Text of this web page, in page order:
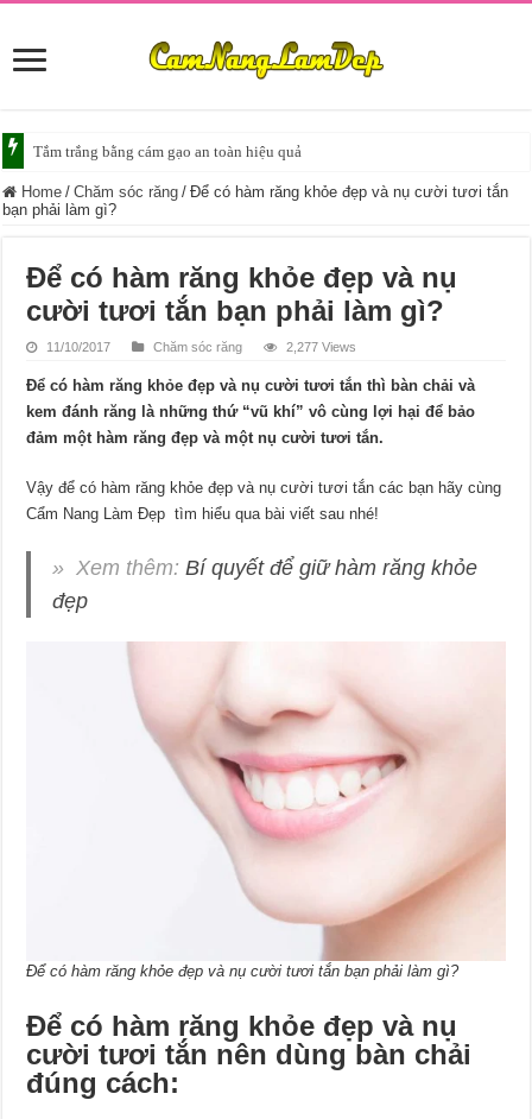
Tắm trắng bằng cám gạo an toàn hiệu quả
Tắm trắng da với bia giúp da sáng mịn
Home / Chăm sóc răng / Để có hàm răng khỏe đẹp và nụ cười tươi tắn
bạn phải làm gì?
Để có hàm răng khỏe đẹp và nụ
cười tươi tắn bạn phải làm gì?
11/10/2017 Chăm sóc răng 2,277 Views
Để có hàm răng khỏe đẹp và nụ cười tươi tắn thì bàn chải và
kem đánh răng là những thứ “vũ khí” vô cùng lợi hại để bảo
đảm một hàm răng đẹp và một nụ cười tươi tắn.
Vậy để có hàm răng khỏe đẹp và nụ cười tươi tắn các bạn hãy cùng
Cẩm Nang Làm Đẹp tìm hiểu qua bài viết sau nhé!
» Xem thêm:Bí quyết để giữ hàm răng khỏe
đẹp
Để có hàm răng khỏe đẹp và nụ cười tươi tắn bạn phải làm gì?
Để có hàm răng khỏe đẹp và nụ
cười tươi tắn nên dùng bàn chải
đúng cách: